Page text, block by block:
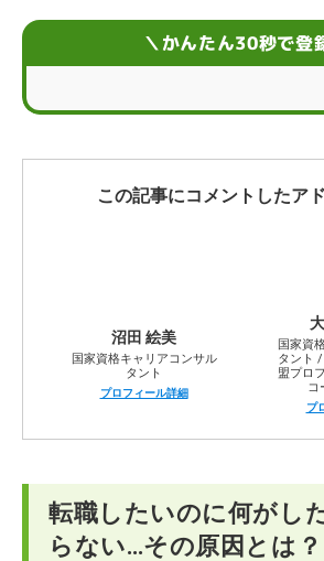
年代別！何がしたいかわからない状態
＼かんたん30秒で登
この記事にコメントしたア
沼田 絵美
国家資格キャリアコンサル
タント
プロフィール詳細
国家資
タント
盟プロ
コ
プ
転職したいのに何がし
らない…その原因とは？